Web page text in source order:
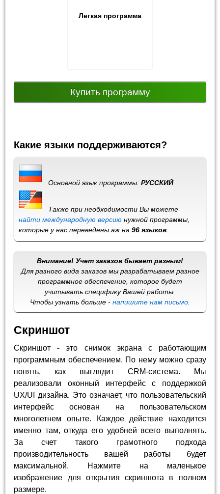
Легкая программа
Купить программу
Какие языки поддерживаются?
Основной язык программы:РУССКИЙ
Также при необходимости Вы можете
найти международную версию нужной программы,
которые у нас переведены аж на96 языков
Внимание! Учет заказов бывает разным!
Для разного вида заказов мы разрабатываем разное
программное обеспечение, которое будет
учитывать специфику Вашей работы.
Чтобы узнать больше - напишите нам письмо
Скриншот
Скриншот - это снимок экрана с работающим
программным обеспечением. По нему можно сразу
понять, как выглядит CRM-система. Мы
реализовали оконный интерфейс с поддержкой
UX/UI дизайна. Это означает, что пользовательский
интерфейс основан на пользовательском
многолетнем опыте. Каждое действие находится
именно там, откуда его удобней всего выполнять.
За счет такого грамотного подхода
производительность вашей работы будет
максимальной. Нажмите на маленькое
изображение для открытия скриншота в полном
размере.